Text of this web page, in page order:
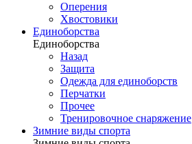
Оперения
Хвостовики
Единоборства
Единоборства
Назад
Защита
Одежда для единоборств
Перчатки
Прочее
Тренировочное снаряжение
Зимние виды спорта